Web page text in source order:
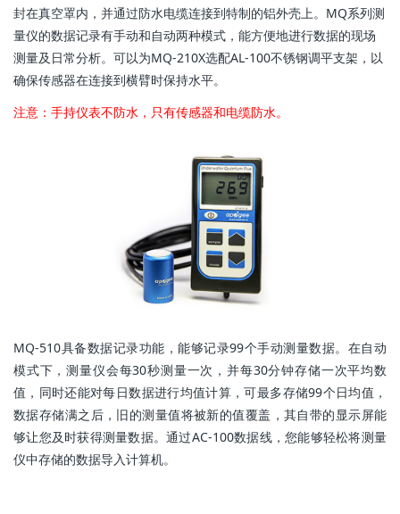
封在真空罩内，并通过防水电缆连接到特制的铝外壳上。MQ系列测
量仪的数据记录有手动和自动两种模式，能方便地进行数据的现场
测量及日常分析。可以为MQ-210X选配AL-100不锈钢调平支架，以
确保传感器在连接到横臂时保持水平。
注意：手持仪表不防水，只有传感器和电缆防水。
MQ-510具备数据记录功能，能够记录99个手动测量数据。在自动
模式下，测量仪会每30秒测量一次，并每30分钟存储一次平均数
值，同时还能对每日数据进行均值计算，可最多存储99个日均值，
数据存储满之后，旧的测量值将被新的值覆盖，其自带的显示屏能
够让您及时获得测量数据。通过AC-100数据线，您能够轻松将测量
仪中存储的数据导入计算机。